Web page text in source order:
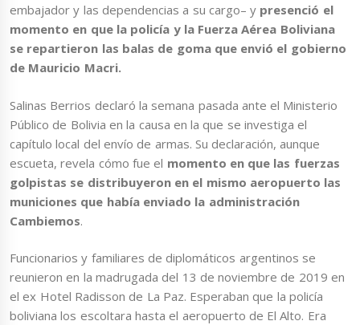
embajador y las dependencias a su cargo– y presenció el
momento en que la policía y la Fuerza Aérea Boliviana
se repartieron las balas de goma que envió el gobierno
de Mauricio Macri.
Salinas Berrios declaró la semana pasada ante el Ministerio
Público de Bolivia en la causa en la que se investiga el
capítulo local del envío de armas. Su declaración, aunque
escueta, revela cómo fue el momento en que las fuerzas
golpistas se distribuyeron en el mismo aeropuerto las
municiones que había enviado la administración
Cambiemos.
Funcionarios y familiares de diplomáticos argentinos se
reunieron en la madrugada del 13 de noviembre de 2019 en
el ex Hotel Radisson de La Paz. Esperaban que la policía
boliviana los escoltara hasta el aeropuerto de El Alto. Era